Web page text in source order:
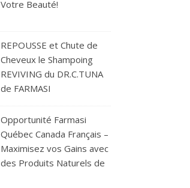
Votre Beauté!
REPOUSSE et Chute de
Cheveux le Shampoing
REVIVING du DR.C.TUNA
de FARMASI
Opportunité Farmasi
Québec Canada Français –
Maximisez vos Gains avec
des Produits Naturels de